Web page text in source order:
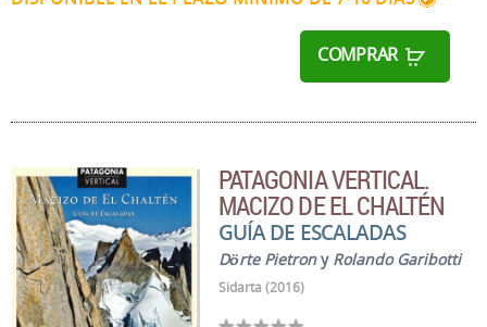
COMPRAR
PATAGONIA VERTICAL.
MACIZO DE EL CHALTÉN
GUÍA DE ESCALADAS
Dörte Pietrony Rolando Garibotti
Sidarta (2016)